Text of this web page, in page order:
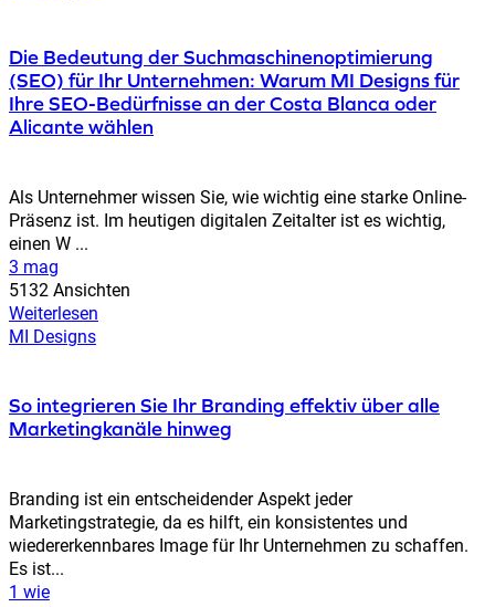
Die Bedeutung der Suchmaschinenoptimierung
(SEO) für Ihr Unternehmen: Warum MI Designs für
Ihre SEO-Bedürfnisse an der Costa Blanca oder
Alicante wählen
Als Unternehmer wissen Sie, wie wichtig eine starke Online-
Präsenz ist. Im heutigen digitalen Zeitalter ist es wichtig,
einen W ...
3 mag
5132 Ansichten
Weiterlesen
MI Designs
So integrieren Sie Ihr Branding effektiv über alle
Marketingkanäle hinweg
Branding ist ein entscheidender Aspekt jeder
Marketingstrategie, da es hilft, ein konsistentes und
wiedererkennbares Image für Ihr Unternehmen zu schaffen.
Es ist...
1 wie